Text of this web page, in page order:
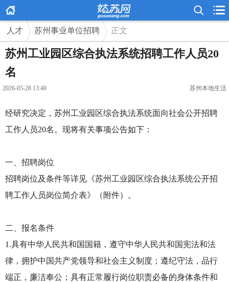
  
人才 苏州事业单位招聘 正文
苏州工业园区综合执法系统招聘工作人员20
名
2026-05-28 13:40 苏州本地生活
经研究决定，苏州工业园区综合执法系统面向社会公开招聘
工作人员20名。现将有关事项公告如下：
一、招聘岗位
招聘岗位及条件等详见《苏州工业园区综合执法系统公开招
聘工作人员岗位简介表》（附件）。
二、报名条件
1.具有中华人民共和国国籍，遵守中华人民共和国宪法和法
律，拥护中国共产党领导和社会主义制度；遵纪守法，品行
端正，廉洁奉公；具有正常履行岗位职责必备的身体条件和